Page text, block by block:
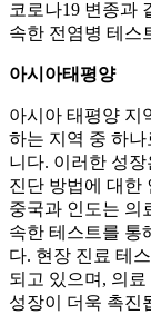
코로나19 변종과
속한 전염병 테스
아시아태평양
아시아 태평양 지
하는 지역 중 하
니다. 이러한 성
진단 방법에 대한
중국과 인도는 의
속한 테스트를 통
다. 현장 진료 테
되고 있으며, 의
성장이 더욱 촉진